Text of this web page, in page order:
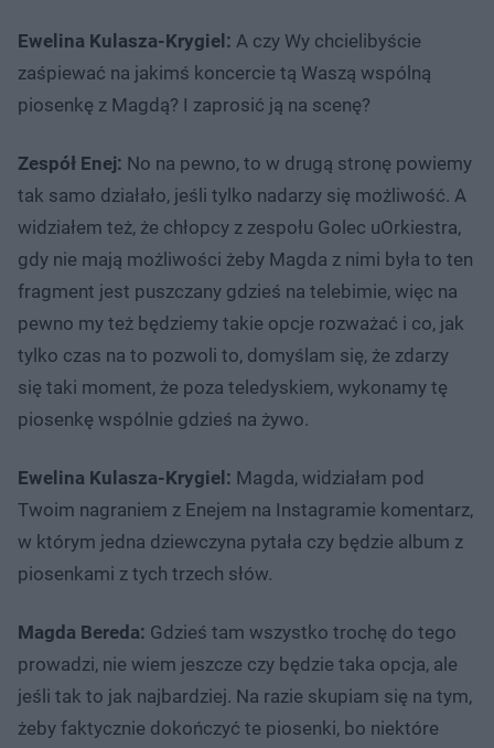
Ewelina Kulasza-Krygiel: A czy Wy chcielibyście
zaśpiewać na jakimś koncercie tą Waszą wspólną
piosenkę z Magdą? I zaprosić ją na scenę?
Zespół Enej: No na pewno, to w drugą stronę powiemy
tak samo działało, jeśli tylko nadarzy się możliwość. A
widziałem też, że chłopcy z zespołu Golec uOrkiestra,
gdy nie mają możliwości żeby Magda z nimi była to ten
fragment jest puszczany gdzieś na telebimie, więc na
pewno my też będziemy takie opcje rozważać i co, jak
tylko czas na to pozwoli to, domyślam się, że zdarzy
się taki moment, że poza teledyskiem, wykonamy tę
piosenkę wspólnie gdzieś na żywo.
Ewelina Kulasza-Krygiel: Magda, widziałam pod
Twoim nagraniem z Enejem na Instagramie komentarz,
w którym jedna dziewczyna pytała czy będzie album z
piosenkami z tych trzech słów.
Magda Bereda: Gdzieś tam wszystko trochę do tego
prowadzi, nie wiem jeszcze czy będzie taka opcja, ale
jeśli tak to jak najbardziej. Na razie skupiam się na tym,
żeby faktycznie dokończyć te piosenki, bo niektóre